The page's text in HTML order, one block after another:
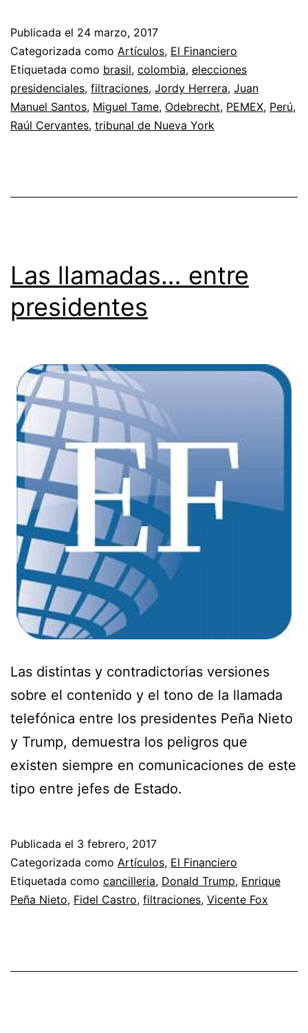
Publicada el 24 marzo, 2017
Categorizada como Artículos, El Financiero
Etiquetada como brasil, colombia, elecciones
presidenciales, filtraciones, Jordy Herrera, Juan
Manuel Santos, Miguel Tame, Odebrecht, PEMEX, Perú,
Raúl Cervantes, tribunal de Nueva York
Las llamadas… entre
presidentes
Las distintas y contradictorias versiones
sobre el contenido y el tono de la llamada
telefónica entre los presidentes Peña Nieto
y Trump, demuestra los peligros que
existen siempre en comunicaciones de este
tipo entre jefes de Estado.
Publicada el 3 febrero, 2017
Categorizada como Artículos, El Financiero
Etiquetada como cancilleria, Donald Trump, Enrique
Peña Nieto, Fidel Castro, filtraciones, Vicente Fox